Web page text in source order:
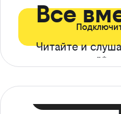
Все
Читайте и
ограничений*